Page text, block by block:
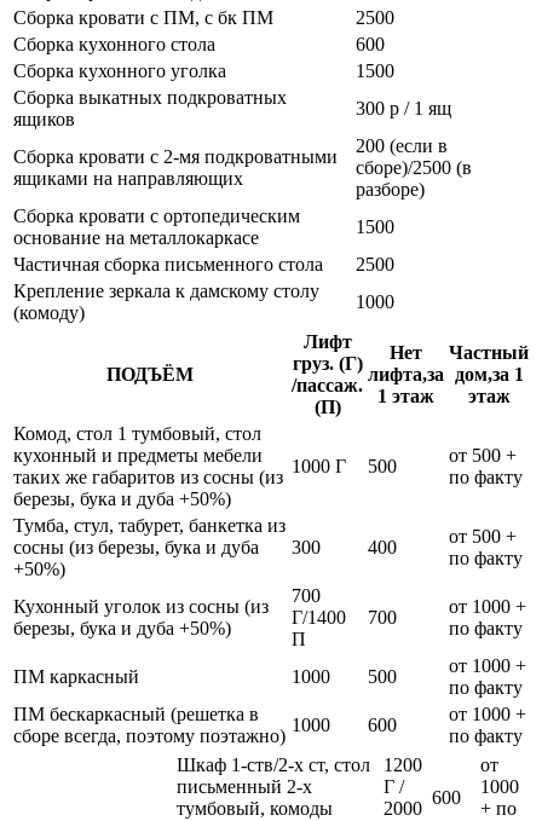
Сборка кровати с ПМ, с бк ПМ
2500
Сборка кухонного стола
600
Сборка кухонного уголка
1500
Сборка выкатных подкроватных
ящиков
300 р / 1 ящ
Сборка кровати с 2-мя подкроватными
ящиками на направляющих
200 (если в
сборе)/2500 (в
разборе)
Сборка кровати с ортопедическим
основание на металлокаркасе
1500
Частичная сборка письменного стола
2500
Крепление зеркала к дамскому столу
(комоду)
1000
ПОДЪЁМ
Лифт
груз. (Г)
/пассаж.
(П)
Нет
лифта,за
1 этаж
Частный
дом,за 1
этаж
Комод, стол 1 тумбовый, стол
кухонный и предметы мебели
таких же габаритов из сосны (из
березы, бука и дуба +50%)
1000 Г 500
от 500 +
по факту
Тумба, стул, табурет, банкетка из
сосны (из березы, бука и дуба
+50%)
300 400
от 500 +
по факту
Кухонный уголок из сосны (из
березы, бука и дуба +50%)
700
Г/1400
П
700
от 1000 +
по факту
ПМ каркасный 1000 500
от 1000 +
по факту
ПМ бескаркасный (решетка в
сборе всегда, поэтому поэтажно)
1000 600
от 1000 +
по факту
Шкаф 1-ств/2-х ст, стол
письменный 2-х
тумбовый, комоды
1200
Г /
2000
600
от
1000
+ по